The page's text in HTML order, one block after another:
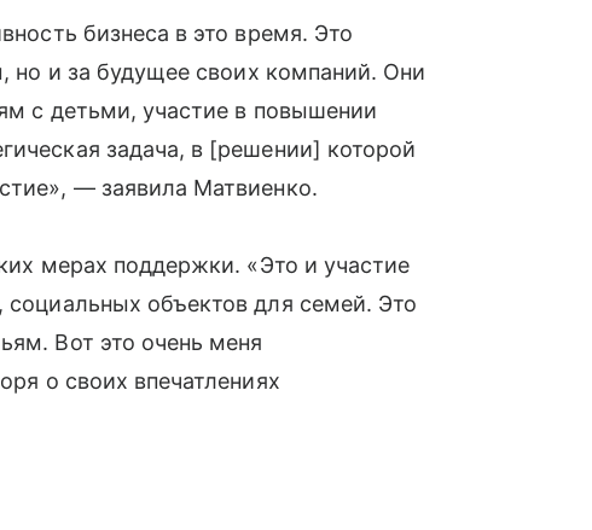
бизнеса в это время. Это
но и за будущее своих компаний. Они
с детьми, участие в повышении
задача, в [решении] которой
— заявила Матвиенко.
мерах поддержки. «Это и участие
объектов для семей. Это
Вот это очень меня
о своих впечатлениях